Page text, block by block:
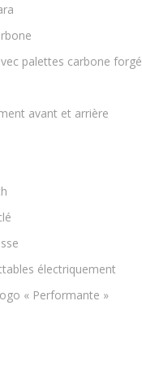
palettes carbone forgé
avant et arrière
électriquement
« Performante »